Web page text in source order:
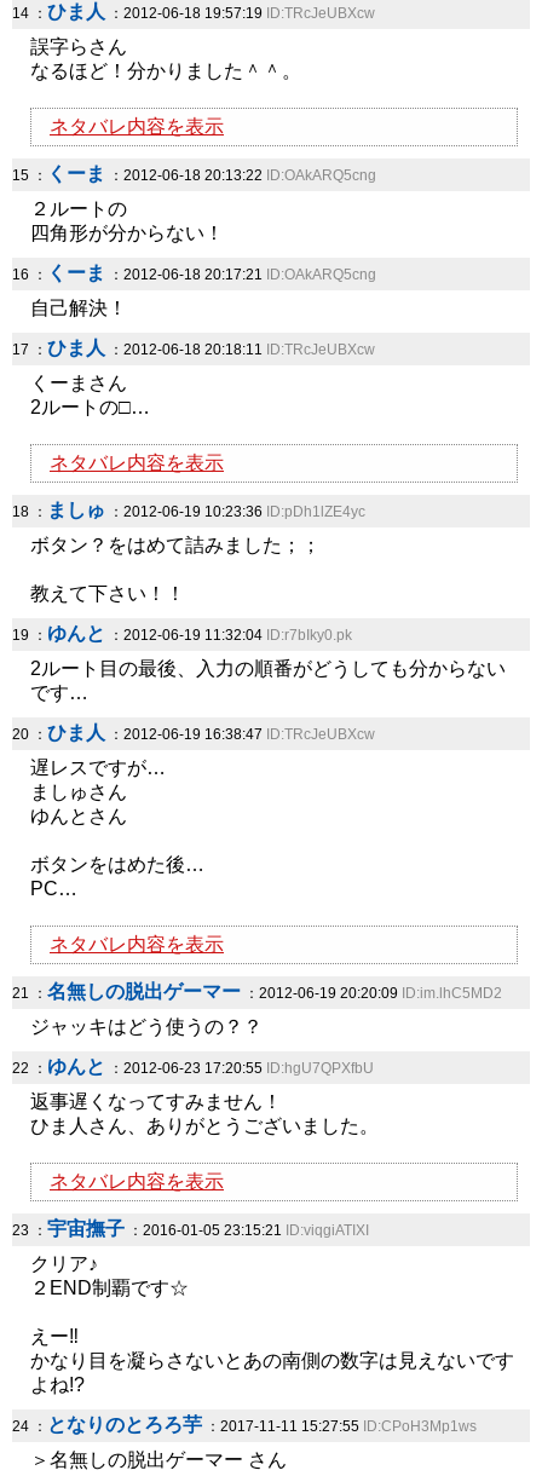
14 ： ひま人 ：2012-06-18 19:57:19 ID:TRcJeUBXcw
誤字らさん
なるほど！分かりました＾＾。
ネタバレ内容を表示
15 ： くーま ：2012-06-18 20:13:22 ID:OAkARQ5cng
２ルートの
四角形が分からない！
16 ： くーま ：2012-06-18 20:17:21 ID:OAkARQ5cng
自己解決！
17 ： ひま人 ：2012-06-18 20:18:11 ID:TRcJeUBXcw
くーまさん
2ルートの□…
ネタバレ内容を表示
18 ： ましゅ ：2012-06-19 10:23:36 ID:pDh1lZE4yc
ボタン？をはめて詰みました；；
教えて下さい！！
19 ： ゆんと ：2012-06-19 11:32:04 ID:r7bIky0.pk
2ルート目の最後、入力の順番がどうしても分からない
です…
20 ： ひま人 ：2012-06-19 16:38:47 ID:TRcJeUBXcw
遅レスですが…
ましゅさん
ゆんとさん
ボタンをはめた後…
PC…
ネタバレ内容を表示
21 ： 名無しの脱出ゲーマー ：2012-06-19 20:20:09 ID:im.lhC5MD2
ジャッキはどう使うの？？
22 ： ゆんと ：2012-06-23 17:20:55 ID:hgU7QPXfbU
返事遅くなってすみません！
ひま人さん、ありがとうございました。
ネタバレ内容を表示
23 ： 宇宙撫子 ：2016-01-05 23:15:21 ID:viqgiATIXI
クリア♪
２END制覇です☆
えー‼
かなり目を凝らさないとあの南側の数字は見えないです
よね!?
24 ： となりのとろろ芋 ：2017-11-11 15:27:55 ID:CPoH3Mp1ws
＞名無しの脱出ゲーマー さん